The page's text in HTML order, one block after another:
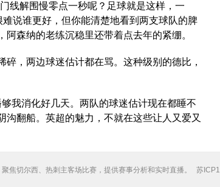
线解围慢零点一秒呢？足球就是这样，一
说谁更好，但你能清楚地看到两支球队的脾
森纳的老练沉稳里还带着点去年的紧绷。
，两边球迷估计都在骂。这种级别的德比，
我消化好几天。两队的球迷估计现在都睡不
翻船。英超的魅力，不就在这些让人又爱又
焦切尔西、热刺主客场比赛，提供赛事分析和实时直播。 苏